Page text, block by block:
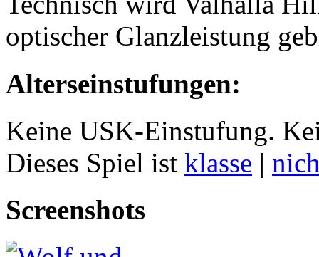
optischer Glanzleistung
Alterseinstufungen:
Keine USK-Einstufung.
Dieses Spiel ist klasse |
Screenshots